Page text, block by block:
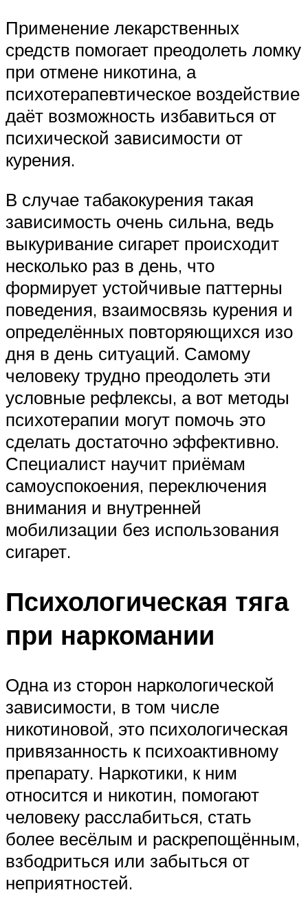
Применение лекарственных
средств помогает преодолеть ломку
при отмене никотина, а
психотерапевтическое воздействие
даёт возможность избавиться от
психической зависимости от
курения.
В случае табакокурения такая
зависимость очень сильна, ведь
выкуривание сигарет происходит
несколько раз в день, что
формирует устойчивые паттерны
поведения, взаимосвязь курения и
определённых повторяющихся изо
дня в день ситуаций. Самому
человеку трудно преодолеть эти
условные рефлексы, а вот методы
психотерапии могут помочь это
сделать достаточно эффективно.
Специалист научит приёмам
самоуспокоения, переключения
внимания и внутренней
мобилизации без использования
сигарет.
Психологическая тяга
при наркомании
Одна из сторон наркологической
зависимости, в том числе
никотиновой, это психологическая
привязанность к психоактивному
препарату. Наркотики, к ним
относится и никотин, помогают
человеку расслабиться, стать
более весёлым и раскрепощённым,
взбодриться или забыться от
неприятностей.